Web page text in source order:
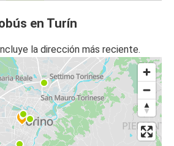
en Turín
la dirección más reciente.